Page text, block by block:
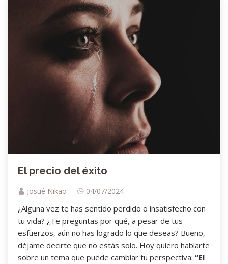
El precio del éxito
Josué Nikao 04/07/2024
¿Alguna vez te has sentido perdido o insatisfecho con
tu vida? ¿Te preguntas por qué, a pesar de tus
esfuerzos, aún no has logrado lo que deseas? Bueno,
déjame decirte que no estás solo. Hoy quiero hablarte
sobre un tema que puede cambiar tu perspectiva: “El